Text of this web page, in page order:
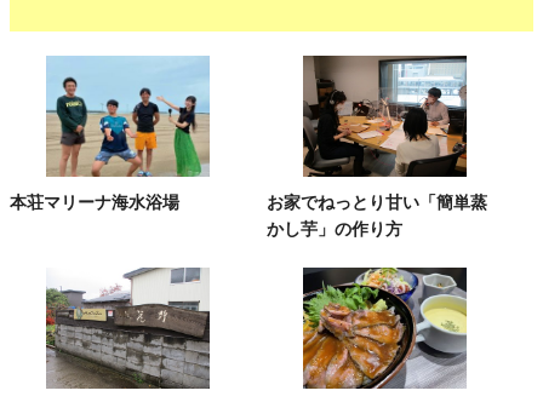
本荘マリーナ海水浴場
お家でねっとり甘い「簡単蒸
かし芋」の作り方